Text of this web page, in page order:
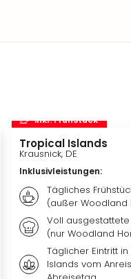
inkl. Frühstück
Tropical Islands
Krausnick, DE
Inklusivleistungen:
Tägliches
(außer Woodland
Voll ausgestattete
(nur Woodland
Täglicher Eintritt
Islands vom